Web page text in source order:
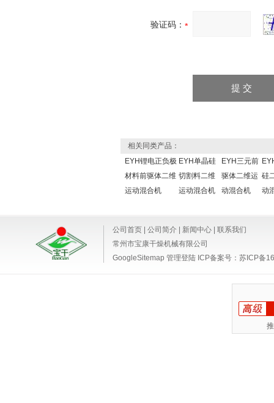
验证码：
相关同类产品：
EYH锂电正负极
材料前驱体二维
运动混合机
EYH单晶硅
切割料二维
运动混合机
EYH三元前
驱体二维运
动混合机
硅
动
公司首页 公司简介 新闻中心
联系我们
常州市宝康干燥机械有限公司
GoogleSitemap 管理登陆 ICP备案号： 苏ICP备